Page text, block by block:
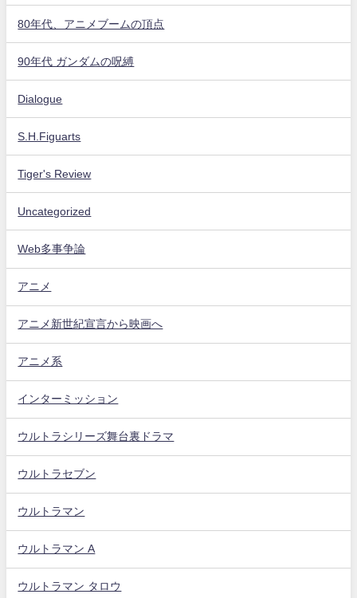
80年代、アニメブームの頂点
90年代 ガンダムの呪縛
Dialogue
S.H.Figuarts
Tiger's Review
Uncategorized
Web多事争論
アニメ
アニメ新世紀宣言から映画へ
アニメ系
インターミッション
ウルトラシリーズ舞台裏ドラマ
ウルトラセブン
ウルトラマン
ウルトラマン A
ウルトラマン タロウ